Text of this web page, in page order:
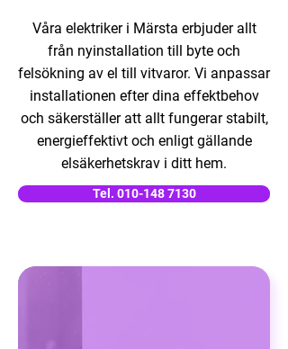
Våra elektriker i Märsta erbjuder allt
från nyinstallation till byte och
felsökning av el till vitvaror. Vi anpassar
installationen efter dina effektbehov
och säkerställer att allt fungerar stabilt,
energieffektivt och enligt gällande
elsäkerhetskrav i ditt hem.
Tel. 010-148 7130